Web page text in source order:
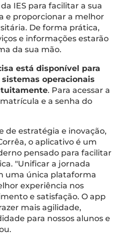
IES para facilitar a sua
e proporcionar a melhor
De forma prática,
e informações estarão
da sua mão.
está disponível para
operacionais
. Para acessar a
e a senha do
de estratégia e inovação,
o aplicativo é um
pensado para facilitar
"Unificar a jornada
uma única plataforma
experiência nos
e satisfação. O app
mais agilidade,
para nossos alunos e